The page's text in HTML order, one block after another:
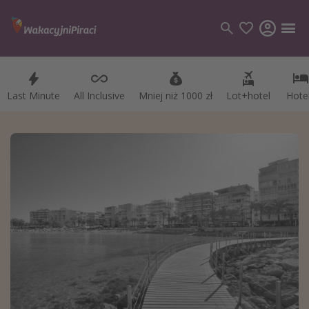
Last Minute All Inclusive Mniej niż 1000 zł Lot+hotel
Kategorie
Kierunki
Egipt